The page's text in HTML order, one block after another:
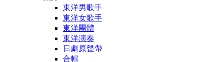
東洋男歌手
東洋女歌手
東洋團體
東洋演奏
日劇原聲帶
合輯